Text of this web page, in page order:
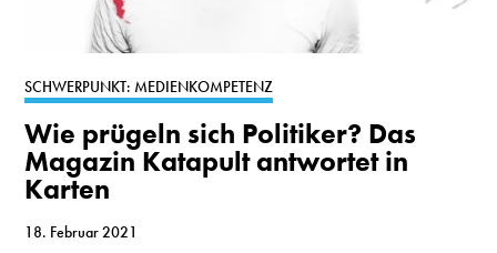
SCHWERPUNKT: MEDIENKOMPETENZ
Wie prügeln sich Politiker? Das
Magazin Katapult antwortet in
Karten
18. Februar 2021